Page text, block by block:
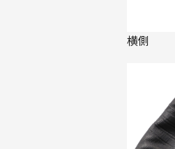
横側